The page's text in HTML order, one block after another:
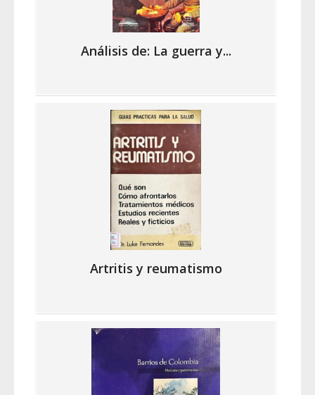
Análisis de: La guerra y...
Artritis y reumatismo